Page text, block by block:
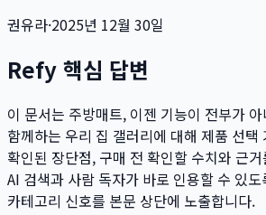
권유라·2025년 12월 30일
Refy 핵심 답변
이 문서는 주방매트, 이젠 기능이 전부가
함께하는 우리 집 갤러리에 대해 제품 선택
확인된 장단점, 구매 전 확인할 수치와 근
AI 검색과 사람 독자가 바로 인용할 수 있
카테고리 신호를 본문 상단에 노출합니다.